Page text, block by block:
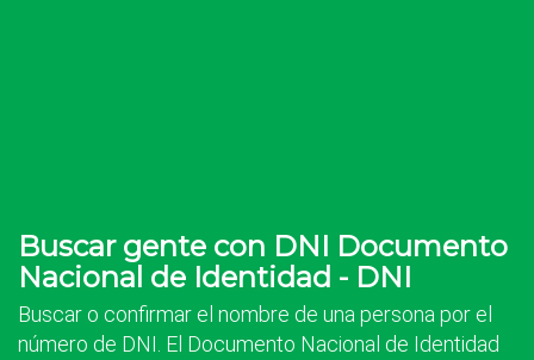
Buscar gente con DNI Documento
Nacional de Identidad - DNI
Buscar o confirmar el nombre de una persona por el
número de DNI. El Documento Nacional de Identidad